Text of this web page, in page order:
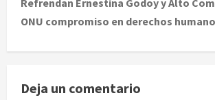
n
a
v
ONU compromiso en derechos
Deja un comentario